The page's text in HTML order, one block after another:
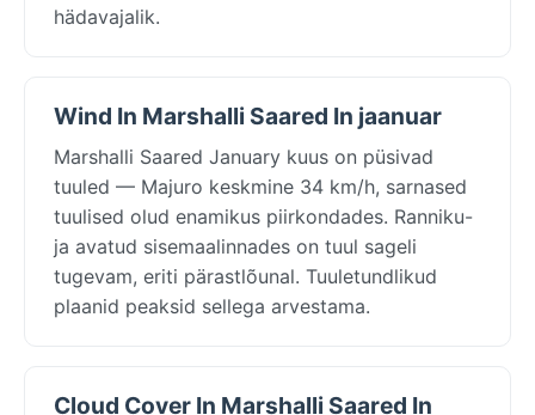
hädavajalik.
Wind In Marshalli Saared In jaanuar
Marshalli Saared January kuus on püsivad
tuuled — Majuro keskmine 34 km/h, sarnased
tuulised olud enamikus piirkondades. Ranniku-
ja avatud sisemaalinnades on tuul sageli
tugevam, eriti pärastlõunal. Tuuletundlikud
plaanid peaksid sellega arvestama.
Cloud Cover In Marshalli Saared In